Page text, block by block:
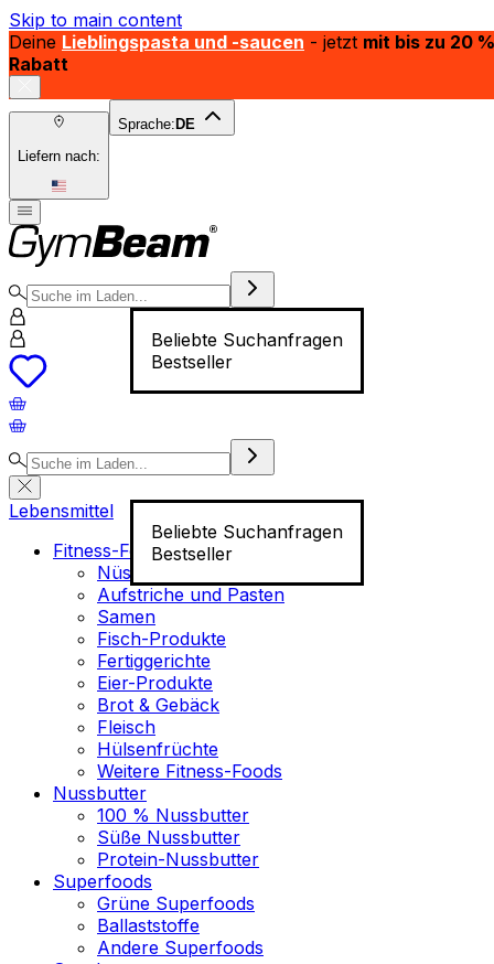
Skip to main content
Deine Lieblingspasta und -saucen - jetzt mit bis zu 20 %
Rabatt
Liefern nach:
Sprache: DE
Beliebte Suchanfragen
Bestseller
Beliebte Suchanfragen
Bestseller
Lebensmittel
Fitness-Food
Nüsse
Aufstriche und Pasten
Samen
Fisch-Produkte
Fertiggerichte
Eier-Produkte
Brot & Gebäck
Fleisch
Hülsenfrüchte
Weitere Fitness-Foods
Nussbutter
100 % Nussbutter
Süße Nussbutter
Protein-Nussbutter
Superfoods
Grüne Superfoods
Ballaststoffe
Andere Superfoods